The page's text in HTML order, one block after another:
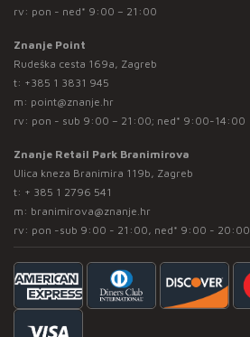
rv: pon - ned* 9:00 – 21:00
Znanje Point
Rudeška cesta 169a, Zagreb
t: +385 1 3831 945
m: point@znanje.hr
rv: pon - sub 9:00 – 21:00; ned* 9:00-14:00
Znanje Retail Park Branimirova
Ulica kneza Branimira 119b, Zagreb
t: + 385 1 2796 541
m: branimirova@znanje.hr
rv: pon -sub 9:00 - 21:00, ned* 9:00 - 20:00